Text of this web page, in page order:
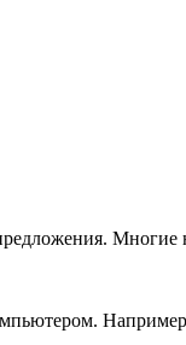
Многие